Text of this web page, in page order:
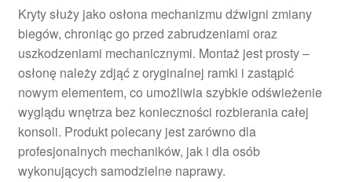
Kryty służy jako osłona mechanizmu dźwigni zmiany
biegów, chroniąc go przed zabrudzeniami oraz
uszkodzeniami mechanicznymi. Montaż jest prosty –
osłonę należy zdjąć z oryginalnej ramki i zastąpić
nowym elementem, co umożliwia szybkie odświeżenie
wyglądu wnętrza bez konieczności rozbierania całej
konsoli. Produkt polecany jest zarówno dla
profesjonalnych mechaników, jak i dla osób
wykonujących samodzielne naprawy.